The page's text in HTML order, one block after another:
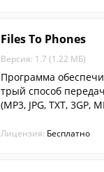
Files To Phones
Версия: 1.7 (1.22 МБ)
Программа
трый способ
(MP3, JPG, TXT, 3GP,
ноутбуки, нетбуки,
th. Для работы
Лицензия: Бесплатно